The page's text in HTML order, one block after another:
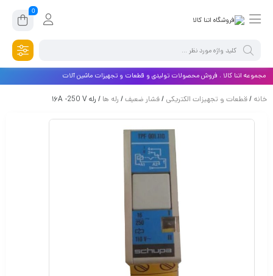
0
مجموعه اتنا کالا ، فروش محصولات تولیدی و قطعات و تجهیزات ماشین آلات
خانه /قطعات و تجهیزات الکتریکی /فشار ضعیف/ رله ها / رله ۱۶A -250 V